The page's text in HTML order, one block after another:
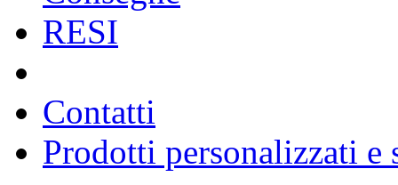
RESI
Contatti
Prodotti personalizzati e